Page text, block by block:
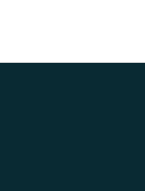
【將臨期避靜】—